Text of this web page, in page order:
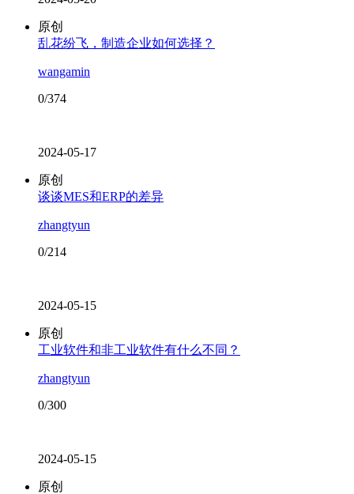
原创
乱花纷飞，制造企业如何选择？
wangamin
0/374
2024-05-17
原创
谈谈MES和ERP的差异
zhangtyun
0/214
2024-05-15
原创
工业软件和非工业软件有什么不同？
zhangtyun
0/300
2024-05-15
原创